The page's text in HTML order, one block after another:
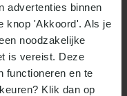
advertenties binnen
knop 'Akkoord'. Als je
noodzakelijke
is vereist. Deze
functioneren en te
Klik dan op
Hier vind je alle
tot de
Estoril.
0 0 0
0 0
0 0 0